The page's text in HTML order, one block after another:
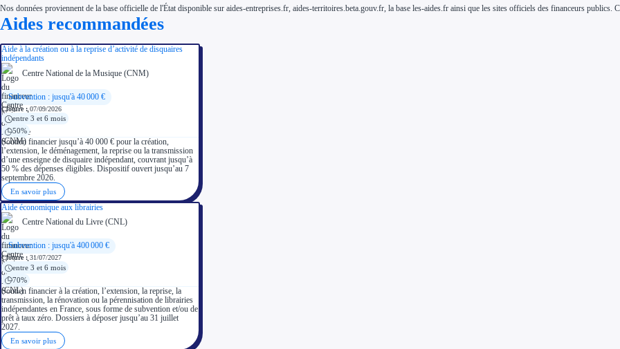
Nos données proviennent de la base officielle de l'État disponible sur aides-entreprises.fr, aides-territoires.beta.gouv.fr, la base les-aides.fr ainsi que les sites officiels des financeurs publics.
Aides recommandées
Aide à la création ou à la reprise d’activité de disquaires
indépendants
Centre National de la Musique (CNM)
Subvention : jusqu'à 40 000 €
Clôture : 07/09/2026
entre 3 et 6 mois
50%
Soutien financier jusqu’à 40 000 € pour la création,
l’extension, le déménagement, la reprise ou la transmission
d’une enseigne de disquaire indépendant, couvrant jusqu’à
50 % des dépenses éligibles. Dispositif ouvert jusqu’au 7
septembre 2026.
En savoir plus
Aide économique aux librairies
Centre National du Livre (CNL)
Subvention : jusqu'à 400 000 €
Clôture : 31/07/2027
entre 3 et 6 mois
70%
Soutien financier à la création, l’extension, la reprise, la
transmission, la rénovation ou la pérennisation de librairies
indépendantes en France, sous forme de subvention et/ou de
prêt à taux zéro. Dossiers à déposer jusqu’au 31 juillet
2027.
En savoir plus